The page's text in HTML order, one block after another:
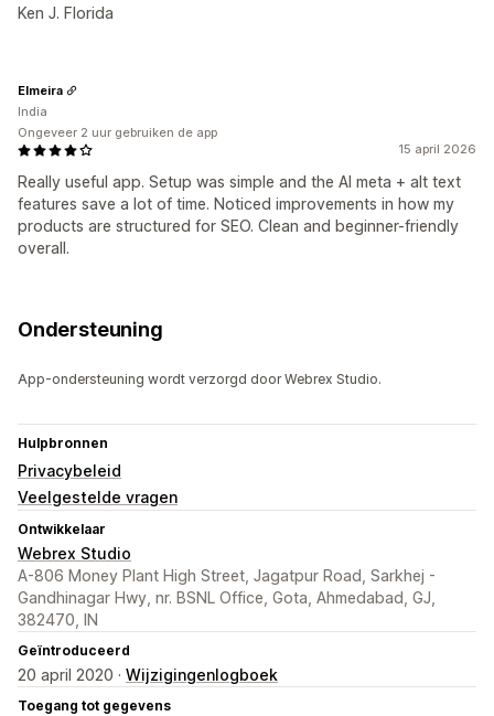
Ken J. Florida
15 april 2026
Really useful app. Setup was simple and the AI meta + alt text
features save a lot of time. Noticed improvements in how my
products are structured for SEO. Clean and beginner-friendly
overall.
Elmeira
India
Ongeveer 2 uur gebruiken de app
Ondersteuning
App-ondersteuning wordt verzorgd door Webrex Studio.
Hulpbronnen
Privacybeleid
Veelgestelde vragen
Ontwikkelaar
Webrex Studio
A-806 Money Plant High Street, Jagatpur Road, Sarkhej -
Gandhinagar Hwy, nr. BSNL Office, Gota, Ahmedabad, GJ,
382470, IN
Geïntroduceerd
20 april 2020 · Wijzigingenlogboek
Toegang tot gegevens